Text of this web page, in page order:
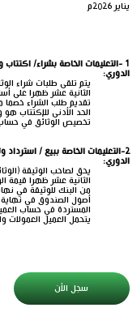
يناير 2026م
1 - التعليمات الخاصة بشراء/ اكتتاب
الدوري:
يتم تلقى طلبات شراء
الثانية عشر ظهرا على
تقديم طلب الشراء
الحد الأدنى للإكتتاب
تخصيص الوثائق في
2- التعليمات الخاصة ببيع /
الدوري:
يحق لصاحب الوثيقة
الثانية عشر ظهرا قيمة
من البنك للوثيقة في
أصول الصندوق في نهاية
المستردة في حساب
يتحمل العميل العمولات
سجل الأن